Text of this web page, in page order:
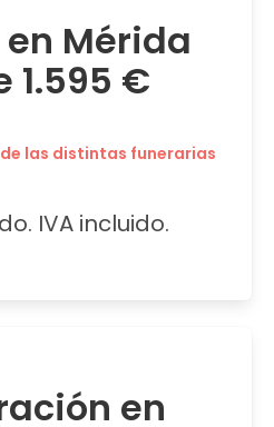
Mérida
1.595 €
las distintas funerarias
IVA incluido.
en